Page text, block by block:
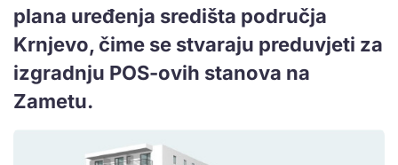
plana uređenja središta područja
Krnjevo, čime se stvaraju preduvjeti za
izgradnju POS-ovih stanova na
Zametu.